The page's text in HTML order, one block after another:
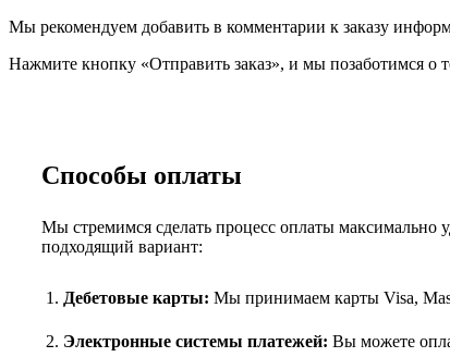
Мы рекомендуем добавить в комментарии к заказу
Нажмите кнопку «Отправить заказ», и мы позаботимся о
Способы оплаты
Мы стремимся сделать процесс оплаты максимально
подходящий вариант:
Дебетовые карты: Мы принимаем карты Visa,
Электронные системы платежей: Вы можете